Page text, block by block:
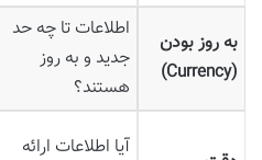
به روز بودن
(Currency)
اطلاعات تا چه حد
جدید و به روز
هستند؟
آیا اطلاعات ارائه